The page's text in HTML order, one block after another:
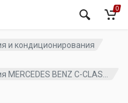
0
и кондиционирования